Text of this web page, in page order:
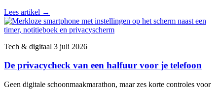
Lees artikel →
Tech & digitaal 3 juli 2026
De privacycheck van een halfuur voor je telefoon
Geen digitale schoonmaakmarathon, maar zes korte controles voor